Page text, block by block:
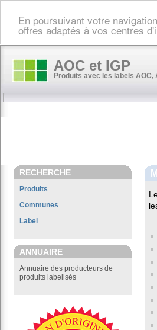
En poursuivant votre
offres adaptés à vos centres
AOC et IGP
Produits avec les labels AOC,
RECHERCHE
Produits
Communes
Label
ANNUAIRE
Annuaire des producteurs de
produits labelisés